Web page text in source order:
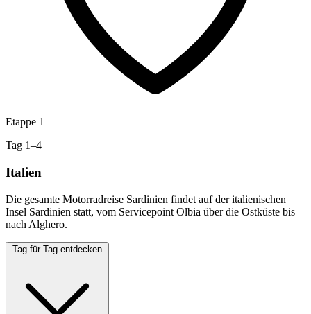
Etappe 1
Tag 1–4
Italien
Die gesamte Motorradreise Sardinien findet auf der italienischen
Insel Sardinien statt, vom Servicepoint Olbia über die Ostküste bis
nach Alghero.
Tag für Tag entdecken